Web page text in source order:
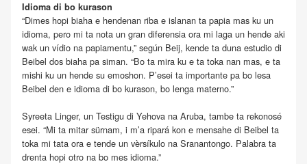
Idioma di bo kurason
“Dimes hopi biaha e hendenan riba e islanan ta papia mas ku un
idioma, pero mi ta nota un gran diferensia ora mi laga un hende aki
wak un vídio na papiamentu,” según Beij, kende ta duna estudio di
Beibel dos biaha pa siman. “Bo ta mira ku e ta toka nan mas, e ta
mishi ku un hende su emoshon. P’esei ta importante pa bo lesa
Beibel den e idioma di bo kurason, bo lenga materno.”
Syreeta Linger, un Testigu di Yehova na Aruba, tambe ta rekonosé
esei. “Mi ta mitar sürnam, i m’a ripará kon e mensahe di Beibel ta
toka mi tata ora e tende un vèrsíkulo na Sranantongo. Palabra ta
drenta hopi otro na bo mes idioma.”